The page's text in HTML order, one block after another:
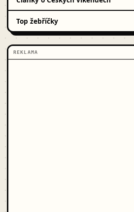
Top žebříčky
REKLAMA